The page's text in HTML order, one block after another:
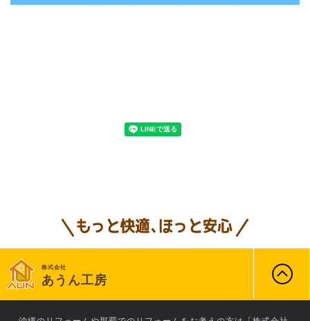
株式会社
あうん工房